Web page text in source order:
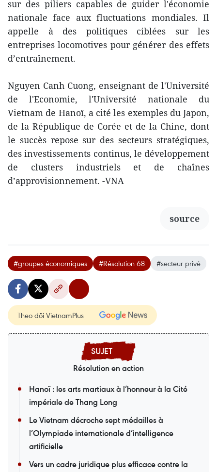
sur des piliers capables de guider l'économie
nationale face aux fluctuations mondiales. Il
appelle à des politiques ciblées sur les
entreprises locomotives pour générer des effets
d’entraînement.
Nguyen Canh Cuong, enseignant de l'Université
de l'Economie, l'Université nationale du
Vietnam de Hanoï, a cité les exemples du Japon,
de la République de Corée et de la Chine, dont
le succès repose sur des secteurs stratégiques,
des investissements continus, le développement
de clusters industriels et de chaînes
d’approvisionnement. -VNA
source
#groupes économiques #Résolution 68 #secteur privé
Theo dõi VietnamPlus
Résolution en action
Hanoï : les arts martiaux à l’honneur à la Cité
impériale de Thang Long
Le Vietnam décroche sept médailles à
l’Olympiade internationale d’intelligence
artificielle
Vers un cadre juridique plus efficace contre la